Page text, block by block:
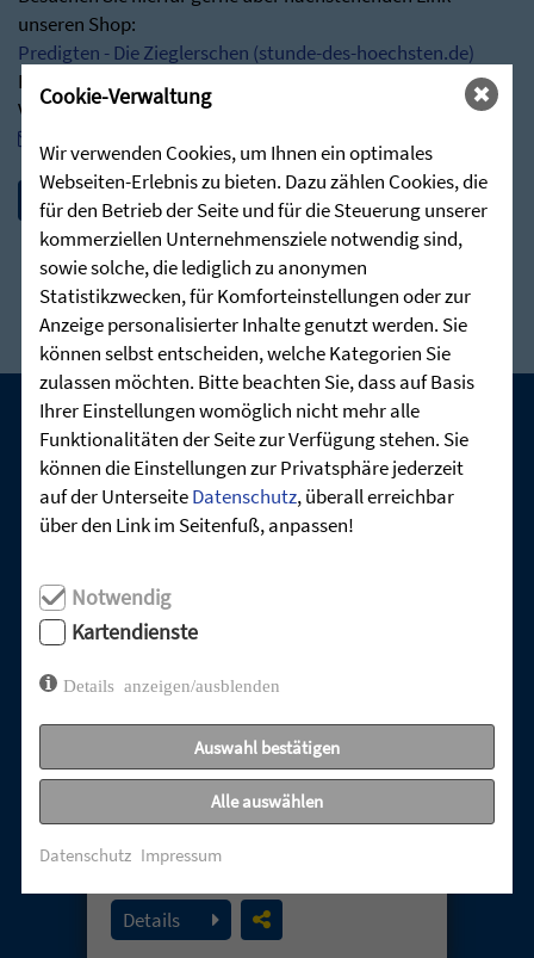
unseren Shop:
Predigten - Die Zieglerschen (stunde-des-hoechsten.de)
Bei Rückfragen stehen wir Ihnen jederzeit sehr gerne zur
Verfügung:
UNSERE AKTUELLEN GOTTESDIENSTE:
TABUTHEMA
ENTTÄUSCHUNG –
02. August 2026
Details
Cookie-Verwaltung
Wir verwenden Cookies, um Ihnen ein optimales
Webseiten-Erlebnis zu bieten. Dazu zählen Cookies, die
für den Betrieb der Seite und für die Steuerung unserer
kommerziellen Unternehmensziele notwendig sind,
sowie solche, die lediglich zu anonymen
Statistikzwecken, für Komforteinstellungen oder zur
Anzeige personalisierter Inhalte genutzt werden. Sie
können selbst entscheiden, welche Kategorien Sie
zulassen möchten. Bitte beachten Sie, dass auf Basis
Ihrer Einstellungen womöglich nicht mehr alle
Funktionalitäten der Seite zur Verfügung stehen. Sie
können die Einstellungen zur Privatsphäre jederzeit
auf der UnterseiteDatenschutz, überall erreichbar
über den Link im Seitenfuß, anpassen!
Notwendig
Kartendienste
Details anzeigen/ausblenden
Auswahl bestätigen
Alle auswählen
Datenschutz Impressum